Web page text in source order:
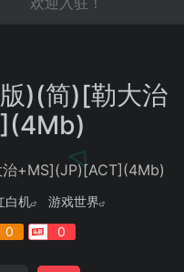
)(简)[勒大治
+MS](JP)[ACT](4Mb)
白机
游戏世界
0 0